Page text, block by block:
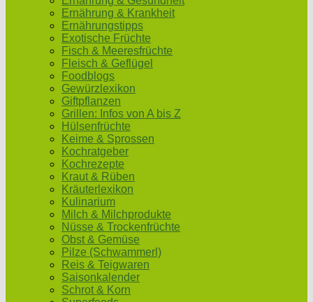
Ernährung & Krankheit
Ernährungstipps
Exotische Früchte
Fisch & Meeresfrüchte
Fleisch & Geflügel
Foodblogs
Gewürzlexikon
Giftpflanzen
Grillen: Infos von A bis Z
Hülsenfrüchte
Keime & Sprossen
Kochratgeber
Kochrezepte
Kraut & Rüben
Kräuterlexikon
Kulinarium
Milch & Milchprodukte
Nüsse & Trockenfrüchte
Obst & Gemüse
Pilze (Schwammerl)
Reis & Teigwaren
Saisonkalender
Schrot & Korn